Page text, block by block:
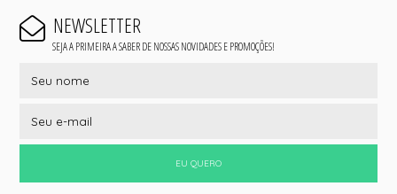
NEWSLETTER
SEJA A PRIMEIRA A SABER DE NOSSAS NOVIDADES E PROMOÇÕES!
EU QUERO